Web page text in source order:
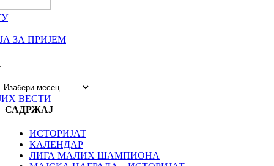
ЗА ПРИЈЕМ
ВЕСТИ
САДРЖАЈ
ИСТОРИЈАТ
КАЛЕНДАР
ЛИГА МАЛИХ ШАМПИОНА